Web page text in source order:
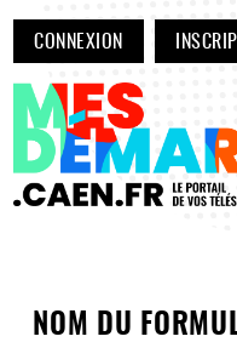
CONNEXION
NOM DU